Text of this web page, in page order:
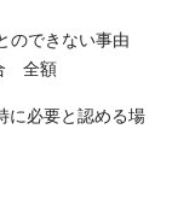
のできない事由
全額
必要と認める場